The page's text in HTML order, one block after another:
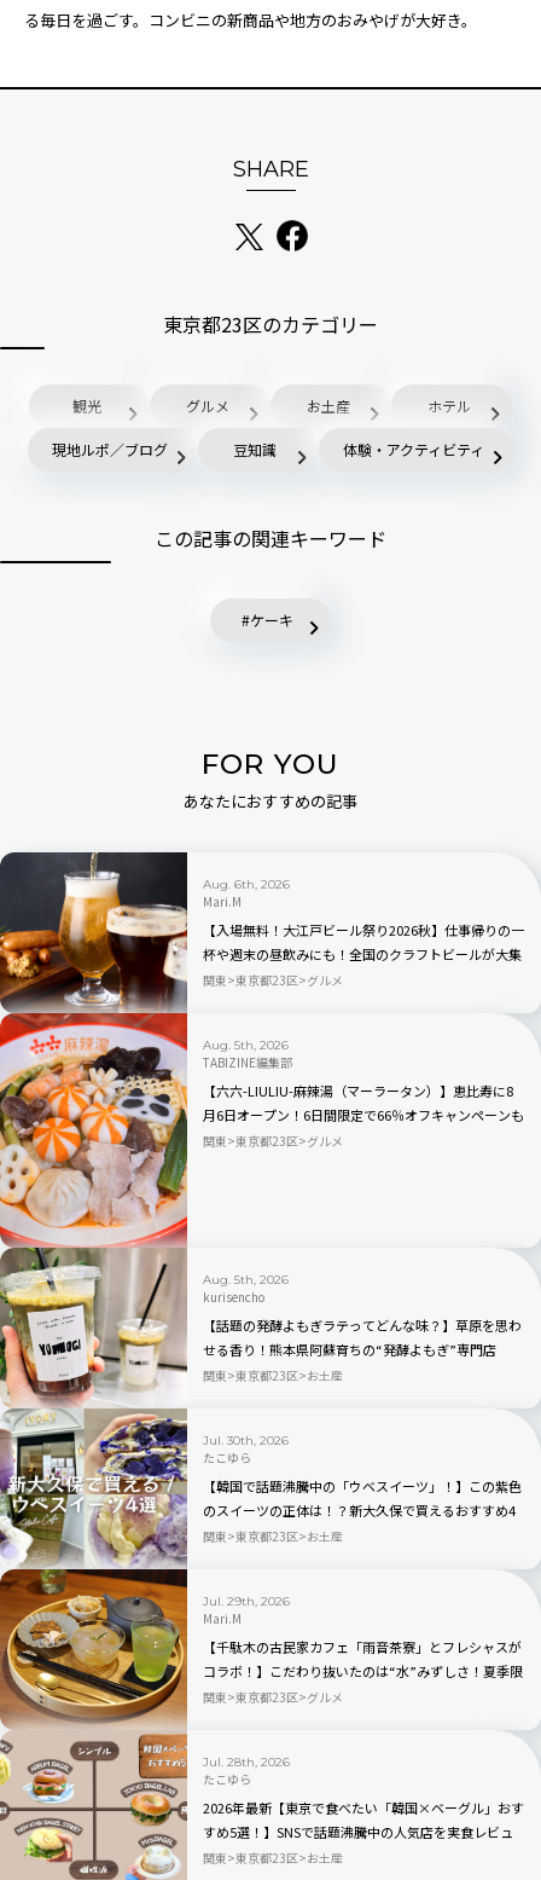
る毎日を過ごす。コンビニの新商品や地方のおみやげが大好き。
SHARE
東京都23区のカテゴリー
観光 グルメ お土産 ホテル
現地ルポ／ブログ 豆知識 体験・アクティビティ
この記事の関連キーワード
ケーキ
FOR YOU
あなたにおすすめの記事
Aug. 6th, 2026
Mari.M
【入場無料！大江戸ビール祭り2026秋】仕事帰りの一
杯や週末の昼飲みにも！全国のクラフトビールが大集
合｜品川
関東 東京都23区 グルメ
Aug. 5th, 2026
TABIZINE編集部
【六六-LIULIU-麻辣湯（マーラータン）】恵比寿に8
月6日オープン！6日間限定で66％オフキャンペーンも
関東 東京都23区 グルメ
Aug. 5th, 2026
kurisencho
【話題の発酵よもぎラテってどんな味？】草原を思わ
せる香り！熊本県阿蘇育ちの“発酵よもぎ”専門店
「BETWEEN by THE YOMOGI STAND」渋谷にオープ
関東 東京都23区 お土産
Jul. 30th, 2026
たこゆら
【韓国で話題沸騰中の「ウベスイーツ」！】この紫色
のスイーツの正体は！？新大久保で買えるおすすめ4
選を実食レビュー
関東 東京都23区 お土産
Jul. 29th, 2026
Mari.M
【千駄木の古民家カフェ「雨音茶寮」とフレシャスが
コラボ！】こだわり抜いたのは“水”みずしさ！夏季限
定の冷茶と和菓子が登場
関東 東京都23区 グルメ
Jul. 28th, 2026
たこゆら
2026年最新【東京で食べたい「韓国×ベーグル」おす
すめ5選！】SNSで話題沸騰中の人気店を実食レビュ
ー
関東 東京都23区 お土産